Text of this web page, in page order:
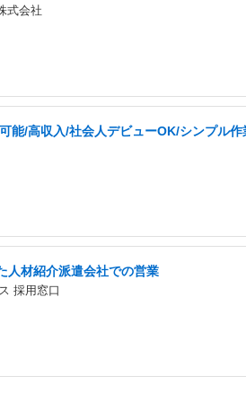
式会社
能/高収入/社会人デビューOK/シンプル作
人材紹介派遣会社での営業
採用窓口